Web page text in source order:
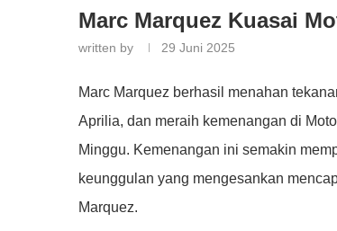
Marc Marquez Kuasai
written by 29 Juni 2025
Marc Marquez berhasil menahan
Aprilia, dan meraih kemenangan di
Minggu. Kemenangan ini semakin
keunggulan yang mengesankan
Marquez.